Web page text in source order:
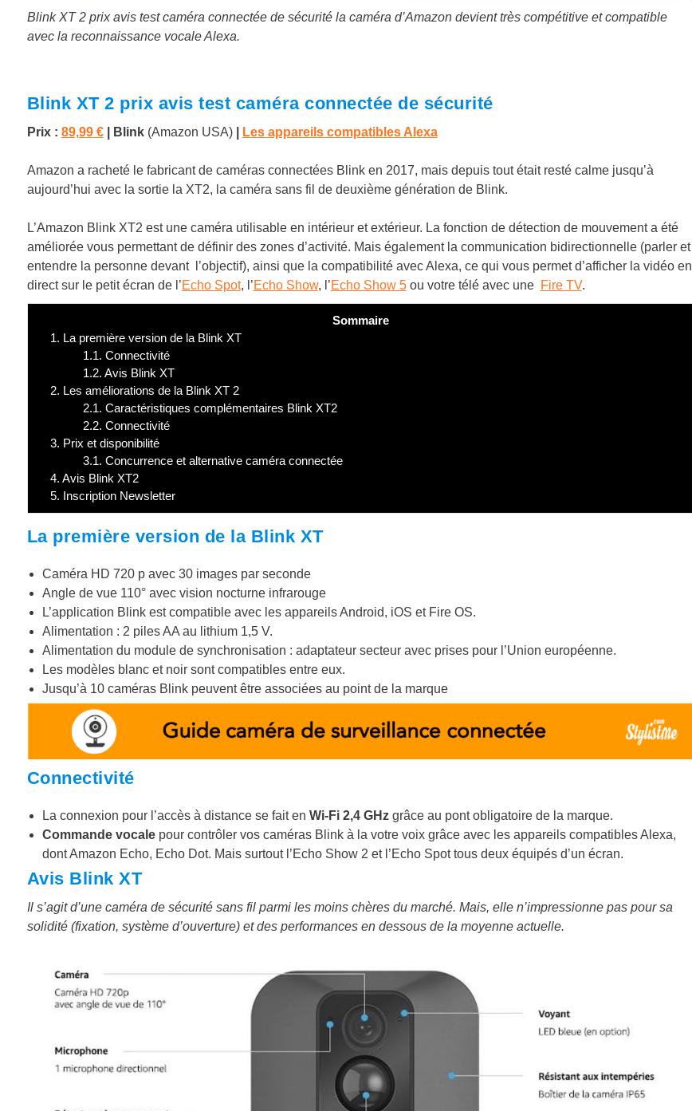
Blink XT 2 prix avis test caméra connectée de sécurité la caméra d’Amazon devient très compétitive et compatible
avec la reconnaissance vocale Alexa.
Blink XT 2 prix avis test caméra connectée de sécurité
Prix : 89,99 € | Blink (Amazon USA) Les appareils compatibles Alexa
Amazon a racheté le fabricant de caméras connectées Blink en 2017, mais depuis tout était resté calme jusqu’à
aujourd’hui avec la sortie la XT2, la caméra sans fil de deuxième génération de Blink.
L’Amazon Blink XT2 est une caméra utilisable en intérieur et extérieur. La fonction de détection de mouvement a été
améliorée vous permettant de définir des zones d’activité. Mais également la communication bidirectionnelle (parler et
entendre la personne devant l’objectif), ainsi que la compatibilité avec Alexa, ce qui vous permet d’afficher la vidéo en
direct sur le petit écran de l’Echo Spot, l’Echo Show, l’Echo Show 5ou votre télé avec une Fire TV.
Sommaire
1. La première version de la Blink XT
1.1. Connectivité
1.2. Avis Blink XT
2. Les améliorations de la Blink XT 2
2.1. Caractéristiques complémentaires Blink XT2
2.2. Connectivité
3. Prix et disponibilité
3.1. Concurrence et alternative caméra connectée
4. Avis Blink XT2
5. Inscription Newsletter
La première version de la Blink XT
Caméra HD 720 p avec 30 images par seconde
Angle de vue 110° avec vision nocturne infrarouge
L’application Blink est compatible avec les appareils Android, iOS et Fire OS.
Alimentation : 2 piles AA au lithium 1,5 V.
Alimentation du module de synchronisation : adaptateur secteur avec prises pour l’Union européenne.
Les modèles blanc et noir sont compatibles entre eux.
Jusqu’à 10 caméras Blink peuvent être associées au point de la marque
Connectivité
La connexion pour l’accès à distance se fait en Wi-Fi 2,4 GHzgrâce au pont obligatoire de la marque.
Commande vocalepour contrôler vos caméras Blink à la votre voix grâce avec les appareils compatibles Alexa,
dont Amazon Echo, Echo Dot. Mais surtout l’Echo Show 2 et l’Echo Spot tous deux équipés d’un écran.
Avis Blink XT
Il s’agit d’une caméra de sécurité sans fil parmi les moins chères du marché. Mais, ellen’impressionne pas pour sa
solidité (fixation, système d’ouverture) et des performances en dessous de la moyenne actuelle.